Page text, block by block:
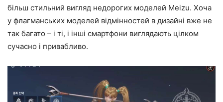
більш стильний вигляд недорогих моделей Meizu. Хоча
у флагманських моделей відмінностей в дизайні вже не
так багато – і ті, і інші смартфони виглядають цілком
сучасно і привабливо.